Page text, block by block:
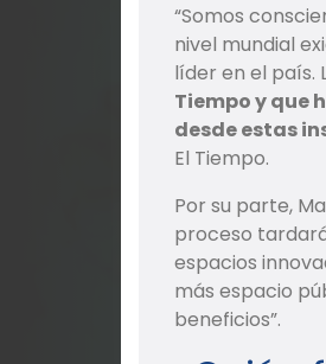
“Somos
nivel mundial
líder en el país.
Tiempo y que
desde estas
El Tiempo.
Por su parte,
proceso
espacios
más espacio
beneficios”.